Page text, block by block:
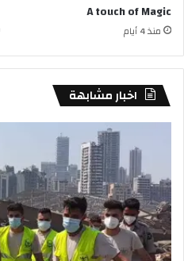
A touch of Magic
منذ 4 أيام
اخبار مشابهة